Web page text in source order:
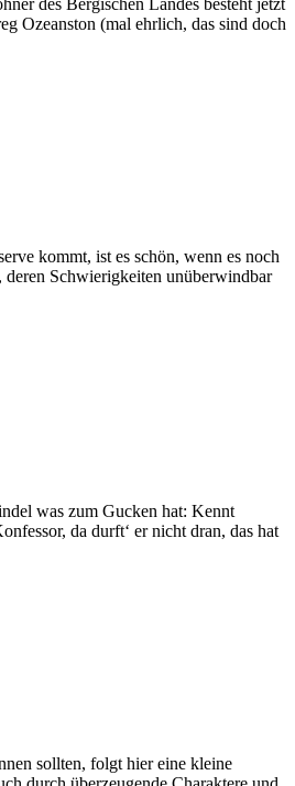
des Bergischen Landes besteht jetzt
Ozeanston (mal ehrlich, das sind doch
kommt, ist es schön, wenn es noch
Schwierigkeiten unüberwindbar
was zum Gucken hat: Kennt
da durft‘ er nicht dran, das hat
sollten, folgt hier eine kleine